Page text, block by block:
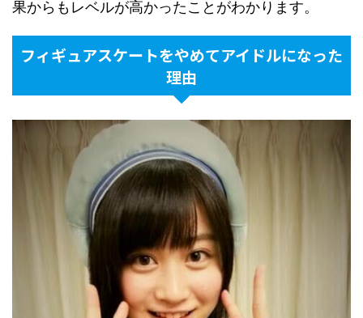
果からもレベルが高かったことがわかります。
フィギュアスケートをやめてアイドルになった
理由